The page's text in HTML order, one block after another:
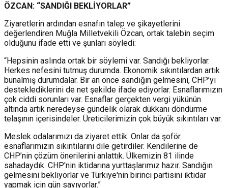
ÖZCAN: “SANDIĞI BEKLİYORLAR”
Ziyaretlerin ardından esnafın talep ve şikayetlerini
değerlendiren Muğla Milletvekili Özcan, ortak talebin seçim
olduğunu ifade etti ve şunları söyledi:
“Hepsinin aslında ortak bir söylemi var. Sandığı bekliyorlar.
Herkes nefesini tutmuş durumda. Ekonomik sıkıntılardan artık
bunalmış durumdalar. Bir an önce sandığın gelmesini, CHP’yi
desteklediklerini de net şekilde ifade ediyorlar. Esnaflarımızın
çok ciddi sorunları var. Esnaflar gerçekten vergi yükünün
altında artık neredeyse gündelik olarak dükkanı döndürme
telaşının içerisindeler. Üreticilerimizin çok büyük sıkıntıları var.
Meslek odalarımızı da ziyaret ettik. Onlar da şoför
esnaflarımızın sıkıntılarını dile getirdiler. Kendilerine de
CHP’nin çözüm önerilerini anlattık. Ülkemizin 81 ilinde
sahadaydık. CHP'nin iktidarına yurttaşlarımız hazır. Sandığın
gelmesini bekliyorlar ve Türkiye'nin birinci partisini iktidar
yapmak için gün sayıyorlar.”